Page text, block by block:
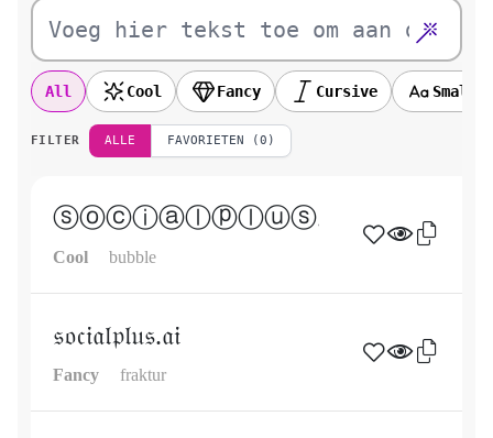
All Cool Fancy Cursive Small
FILTER ALLE FAVORIETEN (0)
ⓢⓞⓒⓘⓐⓛⓟⓛⓤⓢ.ⓐⓘ
Cool bubble
𝔰𝔬𝔠𝔦𝔞𝔩𝔭𝔩𝔲𝔰.𝔞𝔦
Fancy fraktur